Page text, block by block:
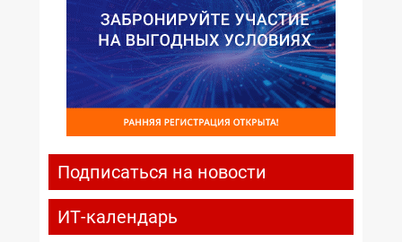
Подписаться на новости
ИТ-календарь